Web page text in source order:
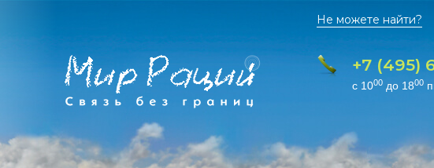
Не можете найти?
+7 (495)
с 1000 до 1800